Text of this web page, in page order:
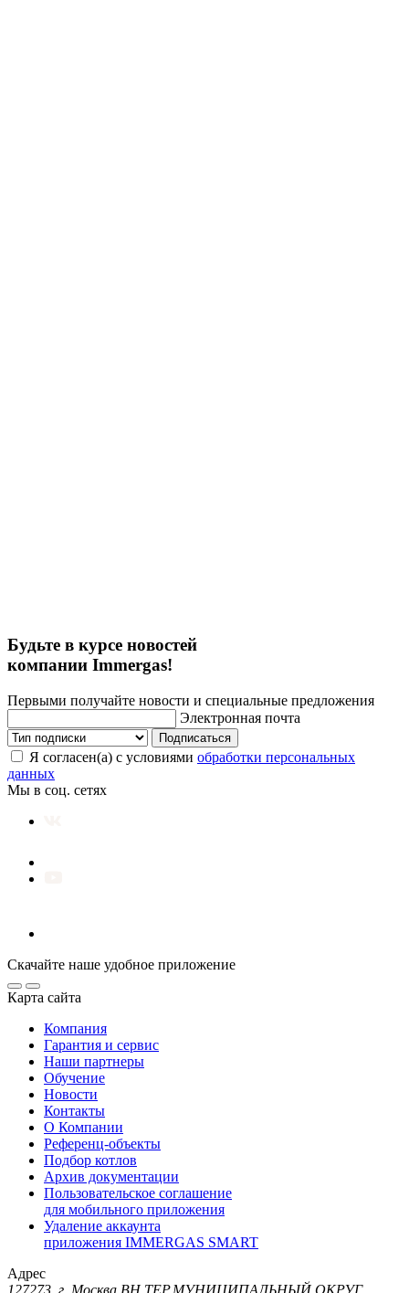
Будьте в курсе новостей
компании Immergas!
Первыми получайте новости и специальные предложения
Электронная почта
Подписаться
Я согласен(а) с условиями обработки персональных
данных
Мы в соц. сетях
Скачайте наше удобное приложение
Карта сайта
Компания
Гарантия и сервис
Наши партнеры
Обучение
Новости
Контакты
О Компании
Референц-объекты
Подбор котлов
Архив документации
Пользовательское соглашение
для мобильного приложения
Удаление аккаунта
приложения IMMERGAS SMART
Адрес
127273, г. Москва ВН.ТЕР.МУНИЦИПАЛЬНЫЙ ОКРУГ